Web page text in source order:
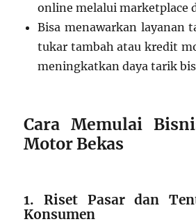
online melalui marketplace
Bisa menawarkan layanan
tukar tambah atau kredit
meningkatkan daya tarik
Cara Memulai
Motor Bekas
1. Riset Pasar dan
Konsumen